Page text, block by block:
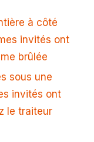
à côté
invités ont
brûlée
sous une
invités ont
le traiteur